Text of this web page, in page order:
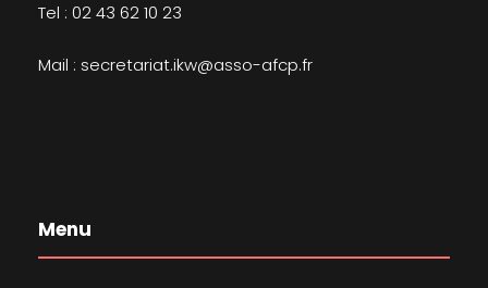
Tel : 02 43 62 10 23
Mail : secretariat.ikw@asso-afcp.fr
Menu